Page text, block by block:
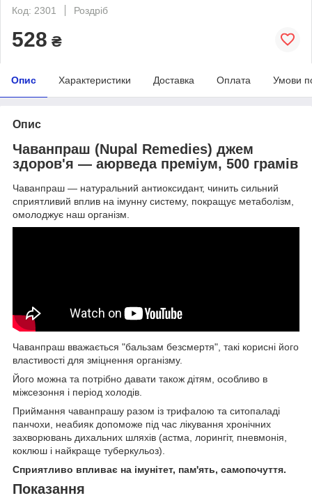
Код: 2301
Роздріб
528 ₴
Опис Характеристики Доставка Оплата Умови
Опис
Чаванпраш (Nupal Remedies) джем
здоров'я — аюрведа преміум, 500 грамів
Чаванпраш — натуральний антиоксидант, чинить сильний
сприятливий вплив на імунну систему, покращує метаболізм,
омолоджує наш організм.
Чаванпраш вважається "бальзам безсмертя", такі корисні його
властивості для зміцнення організму.
Його можна та потрібно давати також дітям, особливо в
міжсезоння і період холодів.
Приймання чаванпрашу разом із трифалою та ситопаладі
панчохи, неабияк допоможе під час лікування хронічних
захворювань дихальних шляхів (астма, лорингіт, пневмонія,
коклюш і найкраще туберкульоз).
Сприятливо впливає на імунітет, пам'ять, самопочуття.
Показання